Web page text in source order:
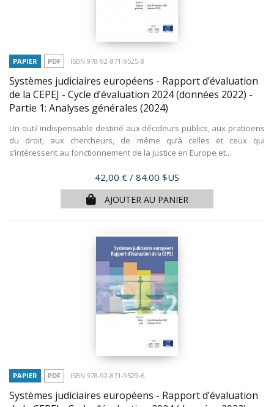
PAPIER PDF ISBN 978-92-871-9525-8
Systèmes judiciaires européens - Rapport d’évaluation
de la CEPEJ - Cycle d’évaluation 2024 (données 2022) -
Partie 1: Analyses générales (2024)
Un outil indispensable destiné aux décideurs publics, aux praticiens
du droit, aux chercheurs, de même qu’à celles et ceux qui
s’intéressent au fonctionnement de la justice en Europe et...
Prix
42,00 € / 84.00 $US
AJOUTER AU PANIER
PAPIER PDF ISBN 978-92-871-9529-6
Systèmes judiciaires européens - Rapport d’évaluation